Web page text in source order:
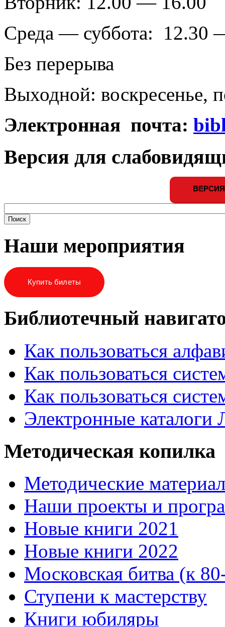
Среда — суббота: 12.30
Без перерыва
Выходной: воскресенье,
Электронная почта:
Версия для
Наши мероприятия
Купить билеты
Библиотечный
Как пользоваться
Как пользоваться
Как пользоваться
Электронные
Методическая копилка
Методические
Наши проекты и
Новые книги 2021
Новые книги 2022
Московская битва (к
Ступени к мастерству
Книги юбиляры